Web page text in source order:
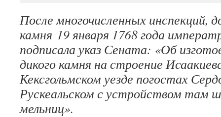
После многочисленных инспекций,
камня 19 января 1768 года
подписала указ Сената: «Об
дикого камня на строение
Кексгольмском уезде погостах
Рускеальском с устройством там
мельниц».